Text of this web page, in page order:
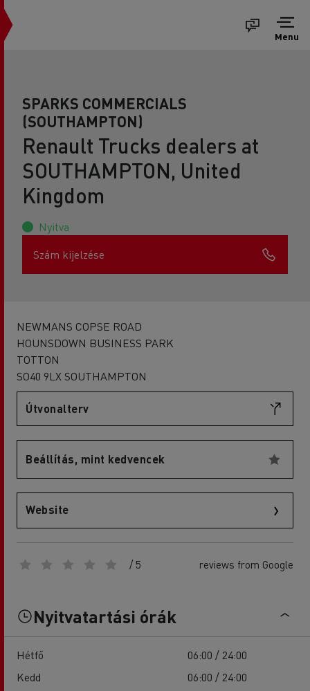
Menu
SPARKS COMMERCIALS
(SOUTHAMPTON)
Renault Trucks dealers at
SOUTHAMPTON, United
Kingdom
Nyitva
Szám kijelzése
NEWMANS COPSE ROAD
HOUNSDOWN BUSINESS PARK
TOTTON
SO40 9LX SOUTHAMPTON
Útvonalterv
Beállítás, mint kedvencek
Website
/ 5 reviews from Google
Nyitvatartási órák
Hétfő
06:00 / 24:00
Kedd
06:00 / 24:00